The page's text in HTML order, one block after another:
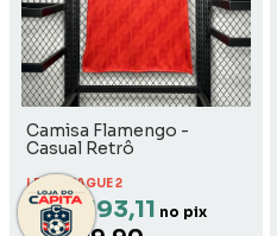
Camisa Flamengo -
Casual Retrô
LEVE 3 PAGUE 2
R$193,11 no pix